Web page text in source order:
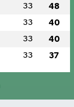
33 48
33 40
33 40
33 37